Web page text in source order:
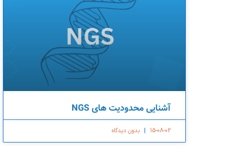
آشنایی محدودیت های NGS
15-08-02 بدون دیدگاه